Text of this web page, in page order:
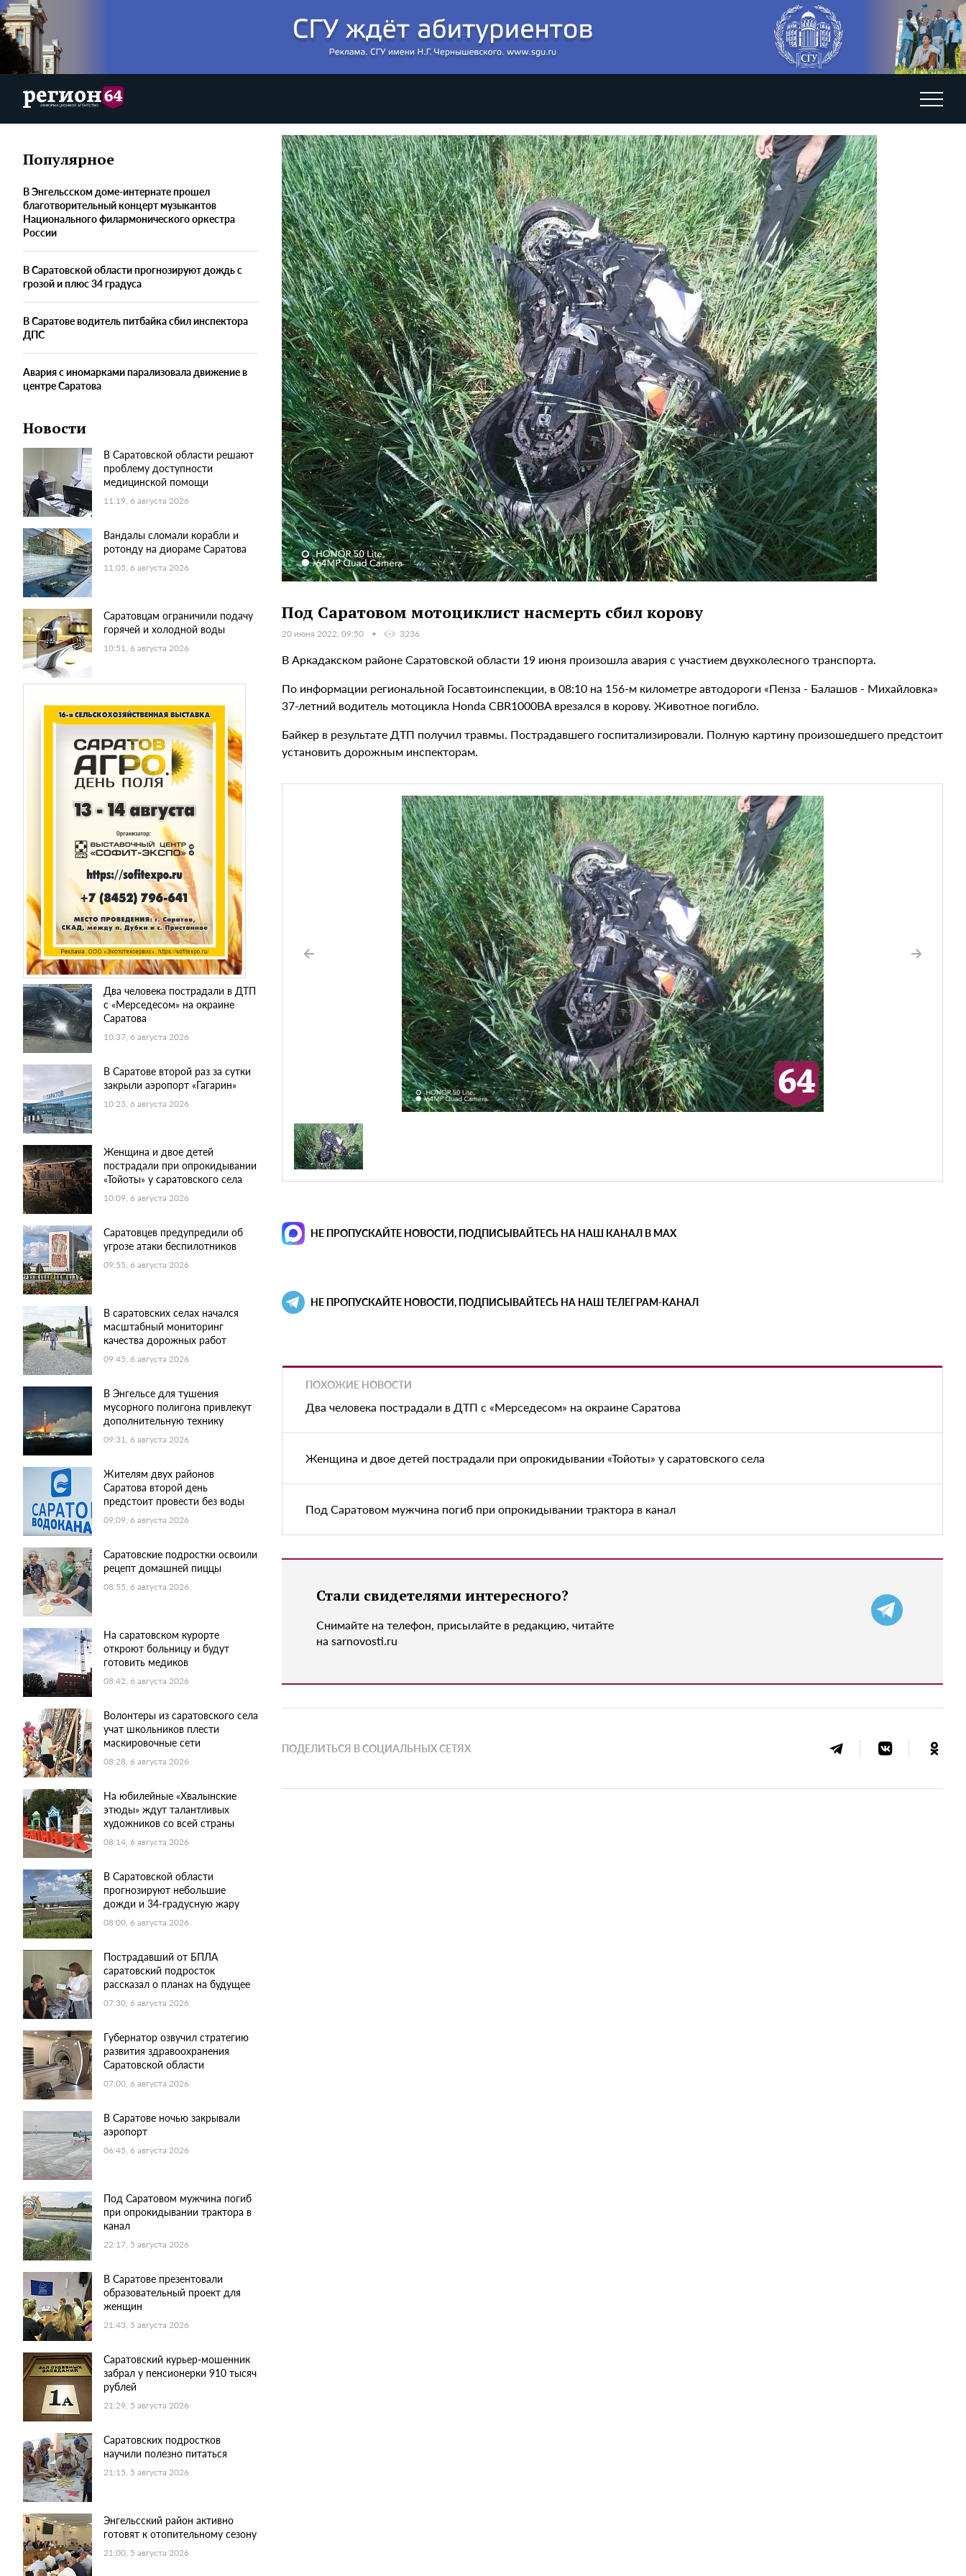
Популярное
В Энгельсском доме-интернате прошел
благотворительный концерт музыкантов
Национального филармонического оркестра
России
В Саратовской области прогнозируют дождь с
грозой и плюс 34 градуса
В Саратове водитель питбайка сбил инспектора
ДПС
Авария с иномарками парализовала движение в
центре Саратова
Новости
В Саратовской области решают
проблему доступности
медицинской помощи
11:19, 6 августа 2026
Вандалы сломали корабли и
ротонду на диораме Саратова
11:05, 6 августа 2026
Саратовцам ограничили подачу
горячей и холодной воды
10:51, 6 августа 2026
Два человека пострадали в ДТП
с «Мерседесом» на окраине
Саратова
10:37, 6 августа 2026
В Саратове второй раз за сутки
закрыли аэропорт «Гагарин»
10:23, 6 августа 2026
Женщина и двое детей
пострадали при опрокидывании
«Тойоты» у саратовского села
10:09, 6 августа 2026
Саратовцев предупредили об
угрозе атаки беспилотников
09:55, 6 августа 2026
В саратовских селах начался
масштабный мониторинг
качества дорожных работ
09:45, 6 августа 2026
В Энгельсе для тушения
мусорного полигона привлекут
дополнительную технику
09:31, 6 августа 2026
Жителям двух районов
Саратова второй день
предстоит провести без воды
09:09, 6 августа 2026
Саратовские подростки освоили
рецепт домашней пиццы
08:55, 6 августа 2026
На саратовском курорте
откроют больницу и будут
готовить медиков
08:42, 6 августа 2026
Волонтеры из саратовского села
учат школьников плести
маскировочные сети
08:28, 6 августа 2026
На юбилейные «Хвалынские
этюды» ждут талантливых
художников со всей страны
08:14, 6 августа 2026
В Саратовской области
прогнозируют небольшие
дожди и 34-градусную жару
08:00, 6 августа 2026
Пострадавший от БПЛА
саратовский подросток
рассказал о планах на будущее
07:30, 6 августа 2026
Губернатор озвучил стратегию
развития здравоохранения
Саратовской области
07:00, 6 августа 2026
В Саратове ночью закрывали
аэропорт
06:45, 6 августа 2026
Под Саратовом мужчина погиб
при опрокидывании трактора в
канал
22:17, 5 августа 2026
В Саратове презентовали
образовательный проект для
женщин
21:43, 5 августа 2026
Саратовский курьер-мошенник
забрал у пенсионерки 910 тысяч
рублей
21:29, 5 августа 2026
Саратовских подростков
научили полезно питаться
21:15, 5 августа 2026
Энгельсский район активно
готовят к отопительному сезону
21:00, 5 августа 2026
Под Саратовом мотоциклист насмерть сбил корову
20 июня 2022, 09:50 3236
В Аркадакском районе Саратовской области 19 июня произошла авария с участием двухколесного транспорта.
По информации региональной Госавтоинспекции, в 08:10 на 156-м километре автодороги «Пенза - Балашов - Михайловка»
37-летний водитель мотоцикла Honda CBR1000BA врезался в корову. Животное погибло.
Байкер в результате ДТП получил травмы. Пострадавшего госпитализировали. Полную картину произошедшего предстоит
установить дорожным инспекторам.
НЕ ПРОПУСКАЙТЕ НОВОСТИ, ПОДПИСЫВАЙТЕСЬ НА НАШ КАНАЛ В MAX
НЕ ПРОПУСКАЙТЕ НОВОСТИ, ПОДПИСЫВАЙТЕСЬ НА НАШ ТЕЛЕГРАМ-КАНАЛ
ПОХОЖИЕ НОВОСТИ
Два человека пострадали в ДТП с «Мерседесом» на окраине Саратова
Женщина и двое детей пострадали при опрокидывании «Тойоты» у саратовского села
Под Саратовом мужчина погиб при опрокидывании трактора в канал
Стали свидетелями интересного?
Снимайте на телефон, присылайте в редакцию, читайте
на sarnovosti.ru
ПОДЕЛИТЬСЯ В СОЦИАЛЬНЫХ СЕТЯХ